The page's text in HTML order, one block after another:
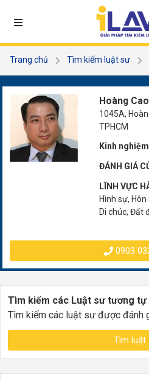
Trang chủ Tìm kiếm luật sư
Hoàng
1045A,
TPHCM
Kinh
ĐÁNH GIÁ
LĨNH VỰC
Hình sự,
Di chúc, Đất
0903
Tìm kiếm các Luật sư tương tự
Tìm kiếm các luật sư được đánh
Tìm luật